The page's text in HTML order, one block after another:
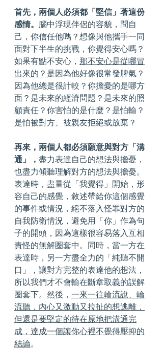
首先，兩個人必須都「堅信」著這份
感情。 腦中浮現伴侶的容貌，問自
己，你信任他嗎？想像與他攜手一同
面對下半生的挑戰，你覺得安心嗎？
如果有點不安心， 那不安心是從哪冒
出來的？ 是因為他好像很常發脾氣？
因為他總是很計較？你擔憂的是哪方
面？是未來的經濟問題？是未來的照
顧責任？你害怕的是什麼？是怕輸？
是怕被對方、被親友拒絕或放棄？
再來，兩個人都必須願意與對方「溝
通」， 盡力表達自己的想法與擔憂，
也盡力傾聽理解對方的想法與擔憂。
表達時，盡量從「我覺得」開始，形
容自己的感覺，敘述帶給你這個感覺
的事件或情況，絕不落入怪罪對方的
自我防衛情況，避免用「你」作為句
子的開頭，因為這樣很容易落入互相
責怪的無解圈套中。同時，當一方在
表達時，另一方盡全力的「純聽不開
口」，讓對方完整的表達他的想法，
所以我們才不會輸在斷章取義的誤解
圈套下。然後， 一來一往輪流說、輪
流聽，內心又激動又拉扯的想逃離，
但還是要堅定的待在原地把溝通完
成，達成一個讓你心裡不覺得壓抑的
結論。